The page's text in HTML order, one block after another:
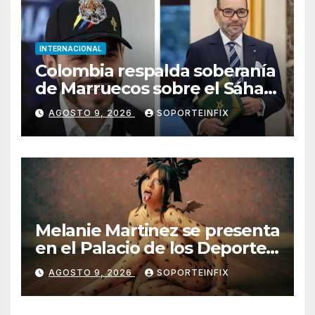
INTERNACIONAL
Colombia respalda soberanía
de Marruecos sobre el Sáhara
y busca TLC
AGOSTO 9, 2026 SOPORTEINFIX
Melanie Martinez se presenta
en el Palacio de los Deportes
con ‘Hades: The Sacrifice
Tour’
AGOSTO 9, 2026 SOPORTEINFIX